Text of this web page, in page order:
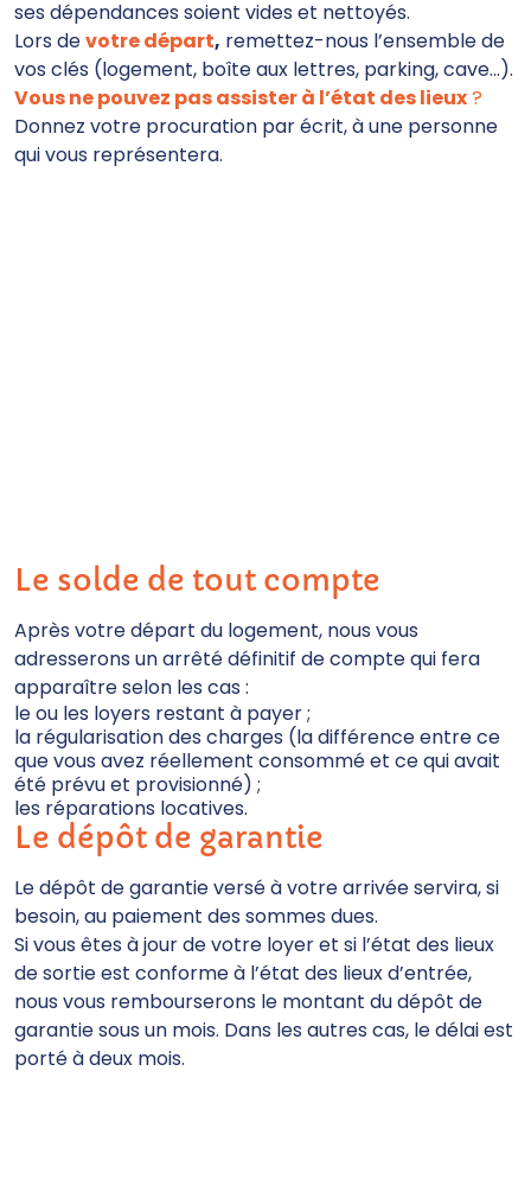
ses dépendances soient vides et nettoyés.
Lors devotre départ, remettez-nous l’ensemble de
vos clés (logement, boîte aux lettres, parking, cave…).
Vous ne pouvez pas assister à l’état des lieux?
Donnez votre procuration par écrit, à une personne
qui vous représentera.
Le solde de tout compte
Après votre départ du logement, nous vous
adresserons un arrêté définitif de compte qui fera
apparaître selon les cas :
le ou les loyers restant à payer ;
la régularisation des charges (la différence entre ce
que vous avez réellement consommé et ce qui avait
été prévu et provisionné) ;
les réparations locatives.
Le dépôt de garantie
Le dépôt de garantie versé à votre arrivée servira, si
besoin, au paiement des sommes dues.
Si vous êtes à jour de votre loyer et si l’état des lieux
de sortie est conforme à l’état des lieux d’entrée,
nous vous rembourserons le montant du dépôt de
garantie sous un mois. Dans les autres cas, le délai est
porté à deux mois.